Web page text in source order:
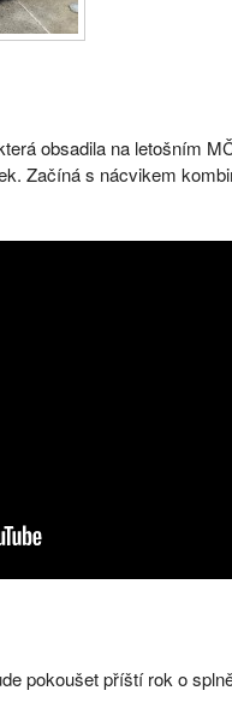
obsadila na letošním
Začíná s nácvikem
pokoušet příští rok o